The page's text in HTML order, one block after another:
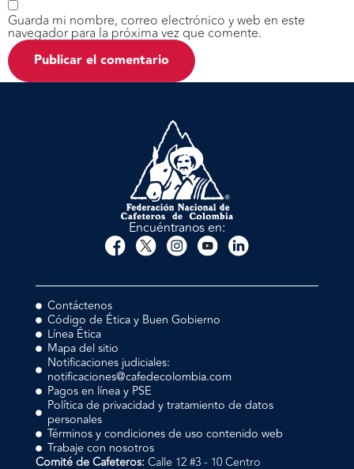
Guarda mi nombre, correo electrónico y web en este
navegador para la próxima vez que comente.
Encuéntranos en:
Contáctenos
Código de Ética y Buen Gobierno
Línea Ética
Mapa del sitio
Notificaciones judiciales:
notificaciones@cafedecolombia.com
Pagos en línea y PSE
Política de privacidad y tratamiento de datos
personales
Términos y condiciones de uso contenido web
Trabaje con nosotros
Comité de Cafeteros: Calle 12 #3 - 10 Centro